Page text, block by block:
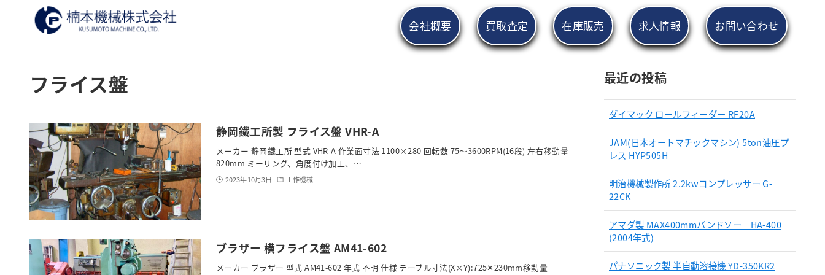
会社概要 買取査定 在庫販売 求人情報 お問い合わせ
フライス盤
静岡鐵工所製 フライス盤 VHR-A
メーカー 静岡鐵工所 型式 VHR-A 作業面寸法 1100×280 回転数 75～3600RPM(16段) 左右移動量
820mm ミーリング、角度付け加工、…
2023年10月3日 工作機械
ブラザー 横フライス盤 AM41-602
メーカー ブラザー 型式 AM41-602 年式 不明 仕様 テーブル寸法(X×Y):725✕230mm移動量
最近の投稿
ダイマック ロールフィーダー RF20A
JAM(日本オートマチックマシン) 5ton油圧プ
レス HYP505H
明治機械製作所 2.2kwコンプレッサー G-
22CK
アマダ製 MAX400mmバンドソー HA-400
(2004年式)
パナソニック製 半自動溶接機 YD-350KR2